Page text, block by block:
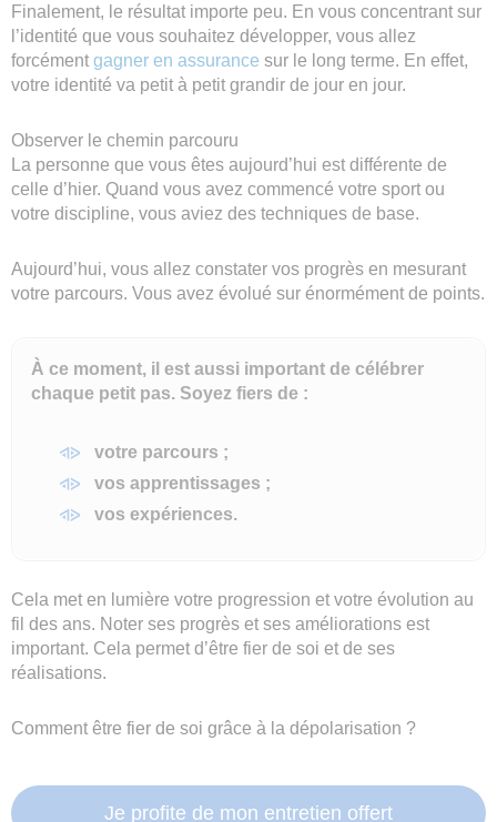
Finalement, le résultat importe peu. En vous concentrant sur
l’identité que vous souhaitez développer, vous allez
forcément gagner en assurance sur le long terme. En effet,
votre identité va petit à petit grandir de jour en jour.
Observer le chemin parcouru
La personne que vous êtes aujourd’hui est différente de
celle d’hier. Quand vous avez commencé votre sport ou
votre discipline, vous aviez des techniques de base.
Aujourd’hui, vous allez constater vos progrès en mesurant
votre parcours. Vous avez évolué sur énormément de points.
À ce moment, il est aussi important de célébrer
chaque petit pas. Soyez fiers de :
votre parcours ;
vos apprentissages ;
vos expériences.
Cela met en lumière votre progression et votre évolution au
fil des ans. Noter ses progrès et ses améliorations est
important. Cela permet d’être fier de soi et de ses
réalisations.
Comment être fier de soi grâce à la dépolarisation ?
Je profite de mon entretien offert